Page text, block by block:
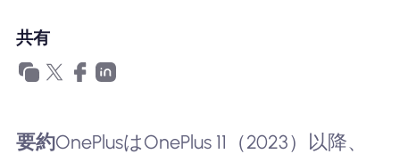
企業
共有
要約OnePlusはOnePlus 11（2023）以降、